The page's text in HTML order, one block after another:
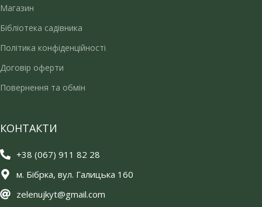
Магазин
Бібліотека садівника
Політика конфіденційності
Договір оферти
Повернення та обмін
КОНТАКТИ
+38 (067) 911 82 28
м. Бібрка, вул. Галицька 160
zelenujkyt@gmail.com